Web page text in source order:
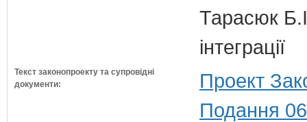
Тарасюк
інтеграції
Текст законопроекту та супровідні
документи:
Проект
Подання